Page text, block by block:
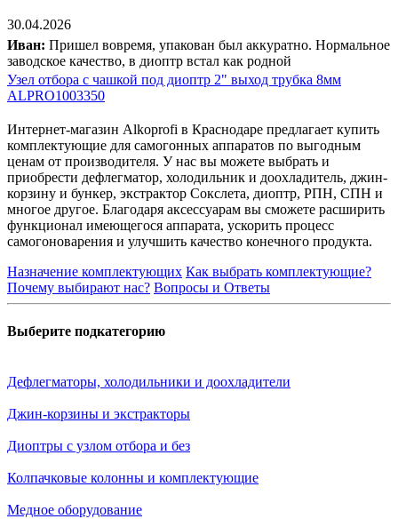
30.04.2026
Иван: Пришел вовремя, упакован был аккуратно. Нормальное
заводское качество, в диоптр встал как родной
Узел отбора с чашкой под диоптр 2" выход трубка 8мм
ALPRO1003350
Интернет-магазин Alkoprofi в Краснодаре предлагает купить
комплектующие для самогонных аппаратов по выгодным
ценам от производителя. У нас вы можете выбрать и
приобрести дефлегматор, холодильник и доохладитель, джин-
корзину и бункер, экстрактор Сокслета, диоптр, РПН, СПН и
многое другое. Благодаря аксессуарам вы сможете расширить
функционал имеющегося аппарата, ускорить процесс
самогоноварения и улучшить качество конечного продукта.
Назначение комплектующих Как выбрать комплектующие?
Почему выбирают нас? Вопросы и Ответы
Выберите подкатегорию
Дефлегматоры, холодильники и доохладители
Джин-корзины и экстракторы
Диоптры с узлом отбора и без
Колпачковые колонны и комплектующие
Медное оборудование